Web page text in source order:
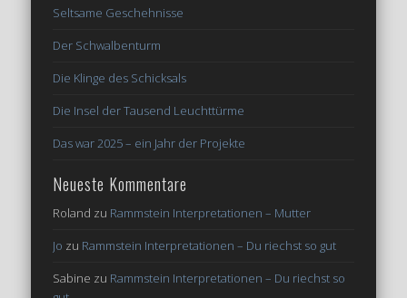
Seltsame Geschehnisse
Der Schwalbenturm
Die Klinge des Schicksals
Die Insel der Tausend Leuchttürme
Das war 2025 – ein Jahr der Projekte
Neueste Kommentare
Roland zu Rammstein Interpretationen – Mutter
Jo zu Rammstein Interpretationen – Du riechst so gut
Sabine zu Rammstein Interpretationen – Du riechst so